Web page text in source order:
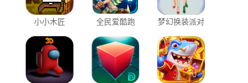
小小木匠 全民爱酷跑 梦幻换装派对